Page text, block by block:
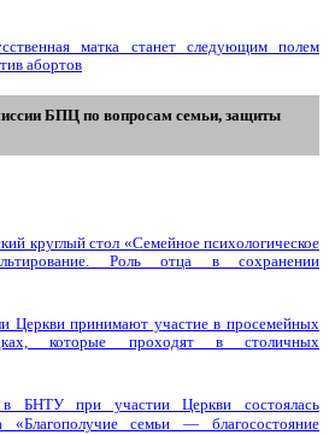
матка станет следующим полем
абортов
БПЦ по вопросам семьи, защиты
круглый стол «Семейное психологическое
Роль отца в сохранении
Церкви принимают участие в просемейных
которые проходят в столичных
БНТУ при участии Церкви состоялась
«Благополучие семьи — благосостояние